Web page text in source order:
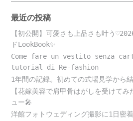
最近の投稿
【初公開】可愛さも上品さも叶う
ドLookBook✨
Come fare un vestito senza
tutorial di Re-fashion
1年間の記録。初めての式場見学から
【花嫁美容で肩甲骨はがしを受けて
ュー🎤
洋館フォトウェディング撮影に1日密着